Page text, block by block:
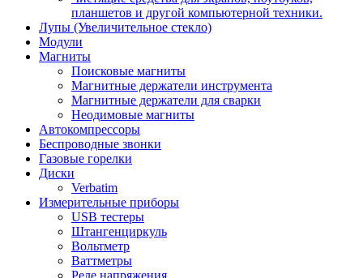
планшетов и другой компьютерной техники.
Лупы (Увеличительное стекло)
Модули
Магниты
Поисковые магниты
Магнитные держатели инструмента
Магнитные держатели для сварки
Неодимовые магниты
Автокомпрессоры
Беспроводные звонки
Газовые горелки
Диски
Verbatim
Измерительные приборы
USB тестеры
Штангенциркуль
Вольтметр
Ваттметры
Реле напряжения